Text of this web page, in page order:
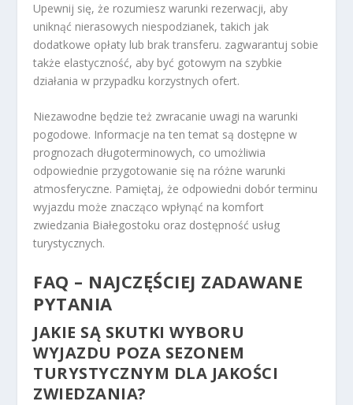
Upewnij się, że rozumiesz warunki rezerwacji, aby
uniknąć nierasowych niespodzianek, takich jak
dodatkowe opłaty lub brak transferu. zagwarantuj sobie
także elastyczność, aby być gotowym na szybkie
działania w przypadku korzystnych ofert.
Niezawodne będzie też zwracanie uwagi na warunki
pogodowe. Informacje na ten temat są dostępne w
prognozach długoterminowych, co umożliwia
odpowiednie przygotowanie się na różne warunki
atmosferyczne. Pamiętaj, że odpowiedni dobór terminu
wyjazdu może znacząco wpłynąć na komfort
zwiedzania Białegostoku oraz dostępność usług
turystycznych.
FAQ – NAJCZĘŚCIEJ ZADAWANE
PYTANIA
JAKIE SĄ SKUTKI WYBORU
WYJAZDU POZA SEZONEM
TURYSTYCZNYM DLA JAKOŚCI
ZWIEDZANIA?